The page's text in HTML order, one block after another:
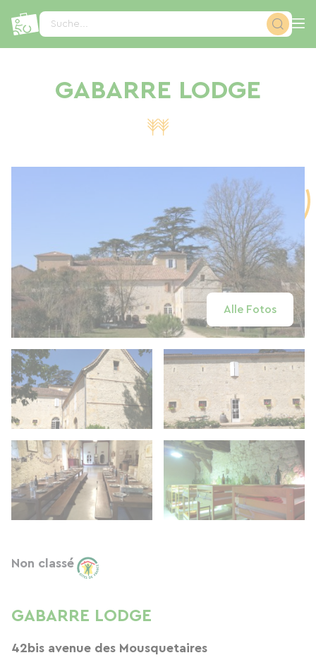
Suche...
GABARRE LODGE
Alle Fotos
Non classé
GABARRE LODGE
42bis avenue des Mousquetaires
Cookie-Einstellungen